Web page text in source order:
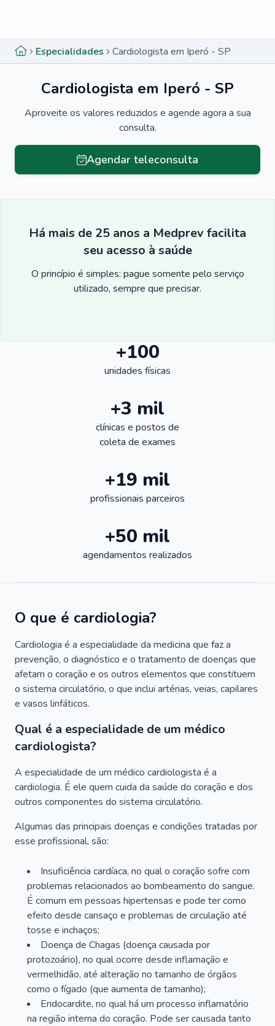
Especialidades Cardiologista em Iperó - SP
Cardiologista em Iperó - SP
Aproveite os valores reduzidos e agende agora a sua
consulta.
Agendar teleconsulta
Há mais de 25 anos a Medprev facilita
seu acesso à saúde
O princípio é simples: pague somente pelo serviço
utilizado, sempre que precisar.
+100
unidades físicas
+3 mil
clínicas e postos de
coleta de exames
+19 mil
profissionais parceiros
+50 mil
agendamentos realizados
O que é cardiologia?
Cardiologia é a especialidade da medicina que faz a
prevenção, o diagnóstico e o tratamento de doenças que
afetam o coração e os outros elementos que constituem
o sistema circulatório, o que inclui artérias, veias, capilares
e vasos linfáticos.
Qual é a especialidade de um médico
cardiologista?
A especialidade de um médico cardiologista é a
cardiologia. É ele quem cuida da saúde do coração e dos
outros componentes do sistema circulatório.
Algumas das principais doenças e condições tratadas por
esse profissional, são:
Insuficiência cardíaca, no qual o coração sofre com
problemas relacionados ao bombeamento do sangue.
É comum em pessoas hipertensas e pode ter como
efeito desde cansaço e problemas de circulação até
tosse e inchaços;
Doença de Chagas (doença causada por
protozoário), no qual ocorre desde inflamação e
vermelhidão, até alteração no tamanho de órgãos
como o fígado (que aumenta de tamanho);
Endocardite, no qual há um processo inflamatório
na região interna do coração. Pode ser causada tanto